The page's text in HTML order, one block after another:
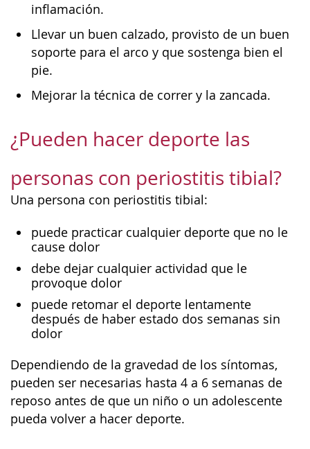
inflamación.
Llevar un buen calzado, provisto de un buen
soporte para el arco y que sostenga bien el
pie.
Mejorar la técnica de correr y la zancada.
¿Pueden hacer deporte las
personas con periostitis tibial?
Una persona con periostitis tibial:
puede practicar cualquier deporte que no le
cause dolor
debe dejar cualquier actividad que le
provoque dolor
puede retomar el deporte lentamente
después de haber estado dos semanas sin
dolor
Dependiendo de la gravedad de los síntomas,
pueden ser necesarias hasta 4 a 6 semanas de
reposo antes de que un niño o un adolescente
pueda volver a hacer deporte.